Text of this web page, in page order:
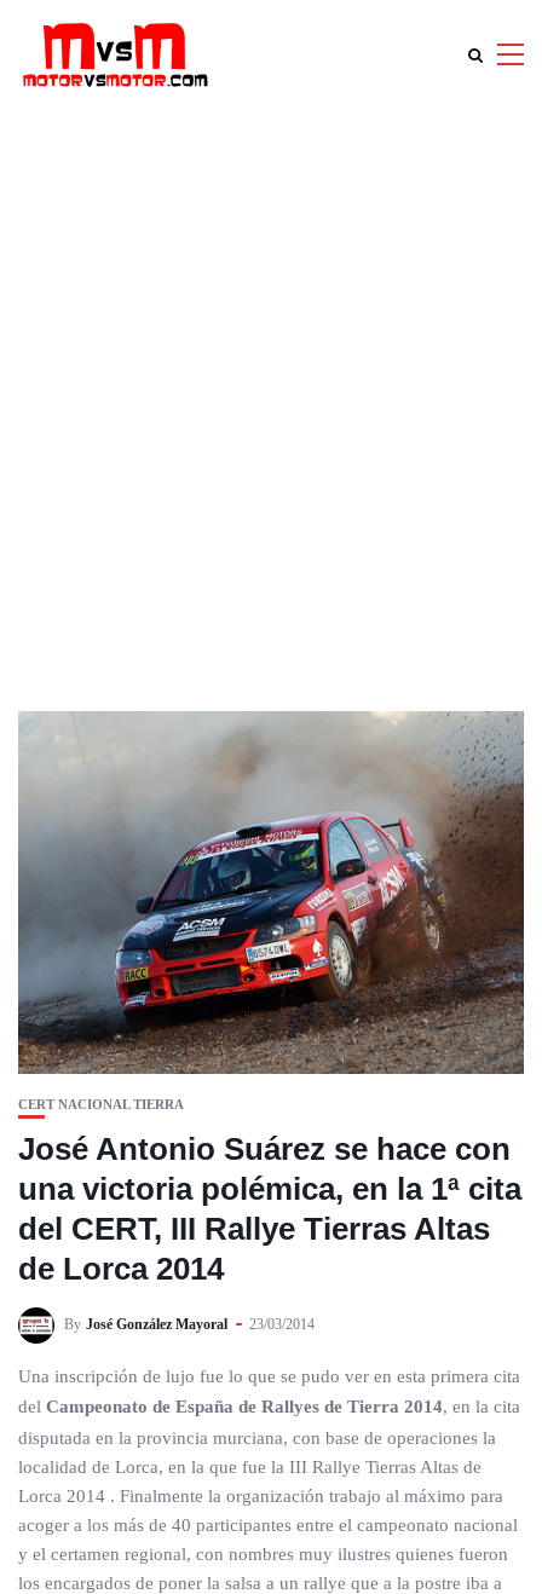
CERT NACIONAL TIERRA
José Antonio Suárez se hace con
una victoria polémica, en la 1ª cita
del CERT, III Rallye Tierras Altas
de Lorca 2014
By José González Mayoral 23/03/2014
Una inscripción de lujo fue lo que se pudo ver en esta primera cita
del Campeonato de España de Rallyes de Tierra 2014, en la cita
disputada en la provincia murciana, con base de operaciones la
localidad de Lorca, en la que fue la III Rallye Tierras Altas de
Lorca 2014 . Finalmente la organización trabajo al máximo para
acoger a los más de 40 participantes entre el campeonato nacional
y el certamen regional, con nombres muy ilustres quienes fueron
los encargados de poner la salsa a un rallye que a la postre iba a